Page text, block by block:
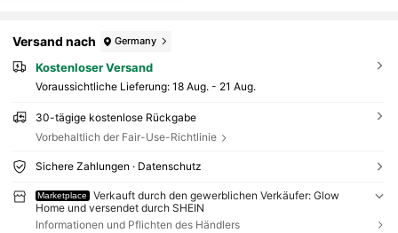
Versand nach Germany
Kostenloser Versand
Voraussichtliche Lieferung: 18 Aug. - 21 Aug.
30-tägige kostenlose Rückgabe
Vorbehaltlich der Fair-Use-Richtlinie
Sichere Zahlungen · Datenschutz
Marketplace
Verkauft durch den gewerblichen Verkäufer: Glow
Home und versendet durch SHEIN
Informationen und Pflichten des Händlers